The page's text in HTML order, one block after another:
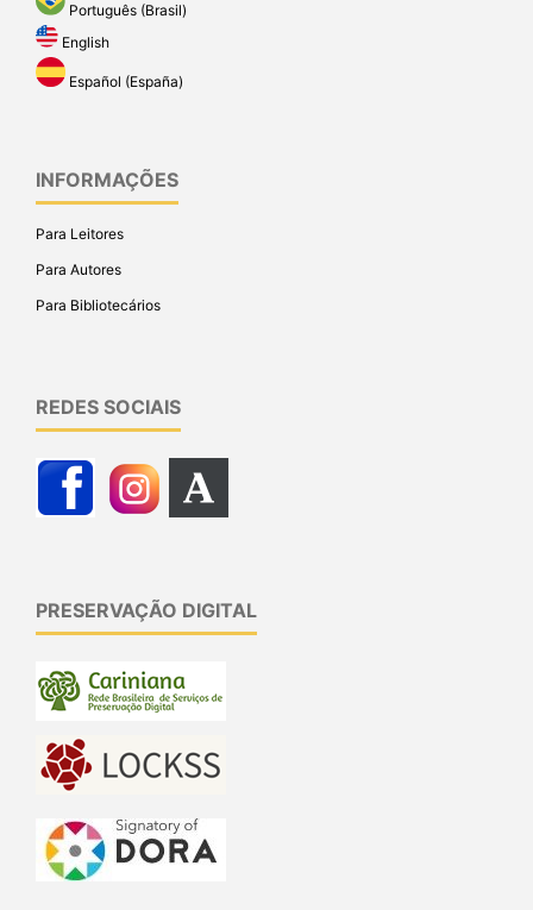
Português (Brasil)
English
Español (España)
INFORMAÇÕES
Para Leitores
Para Autores
Para Bibliotecários
REDES SOCIAIS
PRESERVAÇÃO DIGITAL